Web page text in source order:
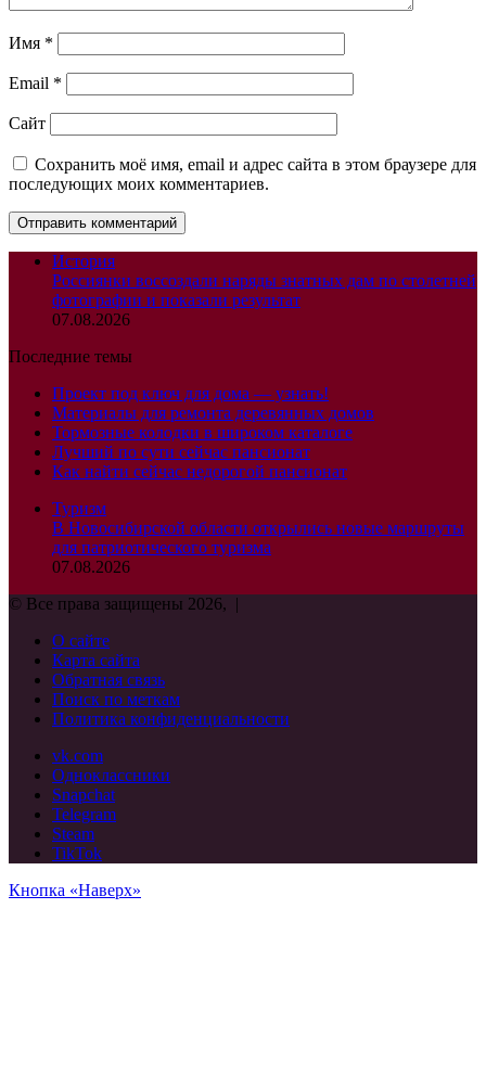
Имя *
Email *
Сайт
Сохранить моё имя, email и адрес сайта в этом браузере для
последующих моих комментариев.
История
Россиянки воссоздали наряды знатных дам по столетней
фотографии и показали результат
07.08.2026
Последние темы
Проект под ключ для дома — узнать!
Материалы для ремонта деревянных домов
Тормозные колодки в широком каталоге
Лучший по сути сейчас пансионат
Как найти сейчас недорогой пансионат
Туризм
В Новосибирской области открылись новые маршруты
для патриотического туризма
07.08.2026
© Все права защищены 2026, |
О сайте
Карта сайта
Обратная связь
Поиск по меткам
Политика конфиденциальности
vk.com
Одноклассники
Snapchat
Telegram
Steam
TikTok
Кнопка «Наверх»